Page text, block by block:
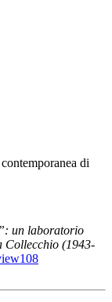
di
un laboratorio
Collecchio (1943-